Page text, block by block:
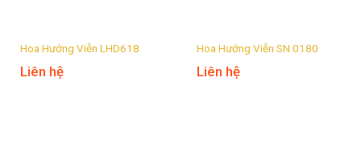
Hoa Hướng Viễn LHD618
Liên hệ
Hoa Hướng Viễn SN 0180
Liên hệ